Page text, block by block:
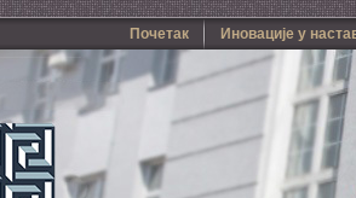
Почетак Иновације у